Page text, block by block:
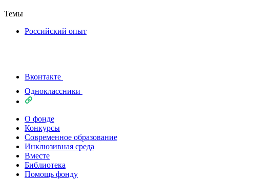
Темы
Российский опыт
Вконтакте
Одноклассники
О фонде
Конкурсы
Современное образование
Инклюзивная среда
Вместе
Библиотека
Помощь фонду